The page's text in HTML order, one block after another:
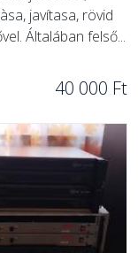
javítasa, rövid
Általában felső...
40 000 Ft